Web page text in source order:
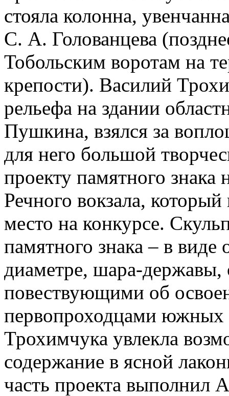
стояла колонна,
С. А. Голованцева
Тобольским воротам на
крепости). Василий
рельефа на здании
Пушкина, взялся за
для него большой
проекту памятного
Речного вокзала,
место на конкурсе.
памятного знака – в
диаметре, шара-державы,
повествующими об
первопроходцами южных
Трохимчука увлекла
содержание в ясной
часть проекта выполнил